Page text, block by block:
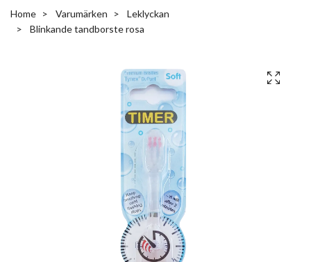
Home Varumärken
Leklyckan
Blinkande tandborste rosa